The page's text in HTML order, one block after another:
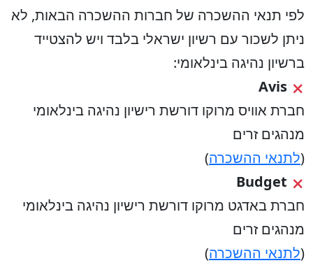
לפי תנאי ההשכרה של חברות ההשכרה הבאות, לא
ניתן לשכור עם רשיון ישראלי בלבד ויש להצטייד
ברשיון נהיגה בינלאומי:
Avis
חברת אוויס מרוקו דורשת רישיון נהיגה בינלאומי
מנהגים זרים
(לתנאי ההשכרה)
Budget
חברת באדגט מרוקו דורשת רישיון נהיגה בינלאומי
מנהגים זרים
(לתנאי ההשכרה)